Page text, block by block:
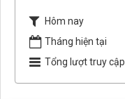
Hôm nay
Tháng hiện tại
Tổng lượt truy cập